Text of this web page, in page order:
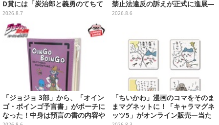
D賞には「炭治郎と義勇のてちて
ちフィギュア」も
2026.8.7
禁止法違反の訴えが正式に進展―
「テクノロジーは自由を拡大する
2026.8.6
「ジョジョ 3部」から、「オイン
ゴ・ボインゴ予言書」がポーチに
なった！中身は預言の書の内容や
「ちいかわ」漫画のコマをそのま
まマグネットに！「キャラマグネ
ッツ5」がオンライン販売―当た